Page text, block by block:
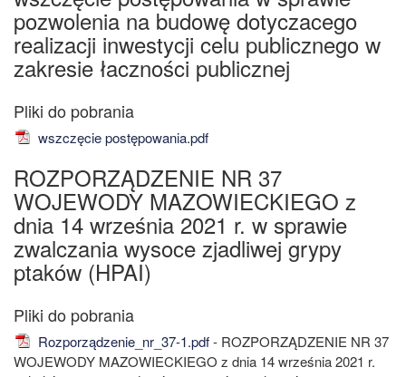
pozwolenia na budowę dotyczacego
realizacji inwestycji celu publicznego w
zakresie łaczności publicznej
wszczęcie postępowania.pdf
ROZPORZĄDZENIE NR 37
WOJEWODY MAZOWIECKIEGO z
dnia 14 września 2021 r. w sprawie
zwalczania wysoce zjadliwej grypy
ptaków (HPAI)
Rozporządzenie_nr_37-1.pdf- ROZPORZĄDZENIE NR 37
WOJEWODY MAZOWIECKIEGO z dnia 14 września 2021 r.